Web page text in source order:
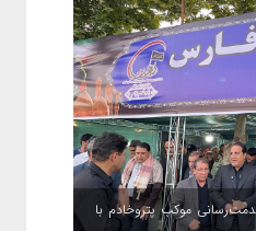
موکب پتروخادم با